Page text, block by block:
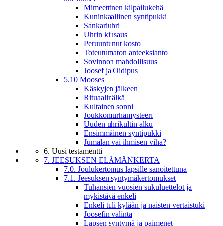
Mimeettinen kilpailukehä
Kuninkaallinen syntipukki
Sankariuhri
Uhrin kiusaus
Peruuntunut kosto
Toteutumaton anteeksianto
Sovinnon mahdollisuus
Joosef ja Oidipus
5.10 Mooses
Käskyjen jälkeen
Rituaalinälkä
Kultainen sonni
Joukkomurhamysteeri
Uuden uhrikultin alku
Ensimmäinen syntipukki
Jumalan vai ihmisen viha?
6. Uusi testamentti
7. JEESUKSEN ELÄMÄNKERTA
7.0. Joulukertomus lapsille sanoitettuna
7.1. Jeesuksen syntymäkertomukset
Tuhansien vuosien sukuluettelot ja
mykistävä enkeli
Enkeli tuli kylään ja naisten vertaistuki
Joosefin valinta
Lapsen syntymä ja paimenet